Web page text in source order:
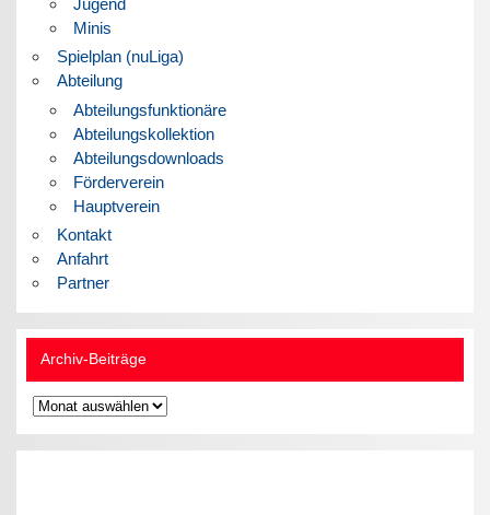
Minis
Spielplan (nuLiga)
Abteilung
Abteilungsfunktionäre
Abteilungskollektion
Abteilungsdownloads
Förderverein
Hauptverein
Kontakt
Anfahrt
Partner
Archiv-Beiträge
Archiv-
Beiträge